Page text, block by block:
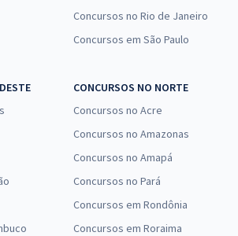
Concursos no Rio de Janeiro
Concursos em São Paulo
CONCURSOS NO NORTE
Concursos no Acre
Concursos no Amazonas
Concursos no Amapá
Concursos no Pará
Concursos em Rondônia
Concursos em Roraima